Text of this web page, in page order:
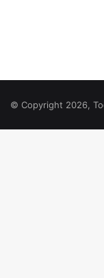
© Copyright 2026,